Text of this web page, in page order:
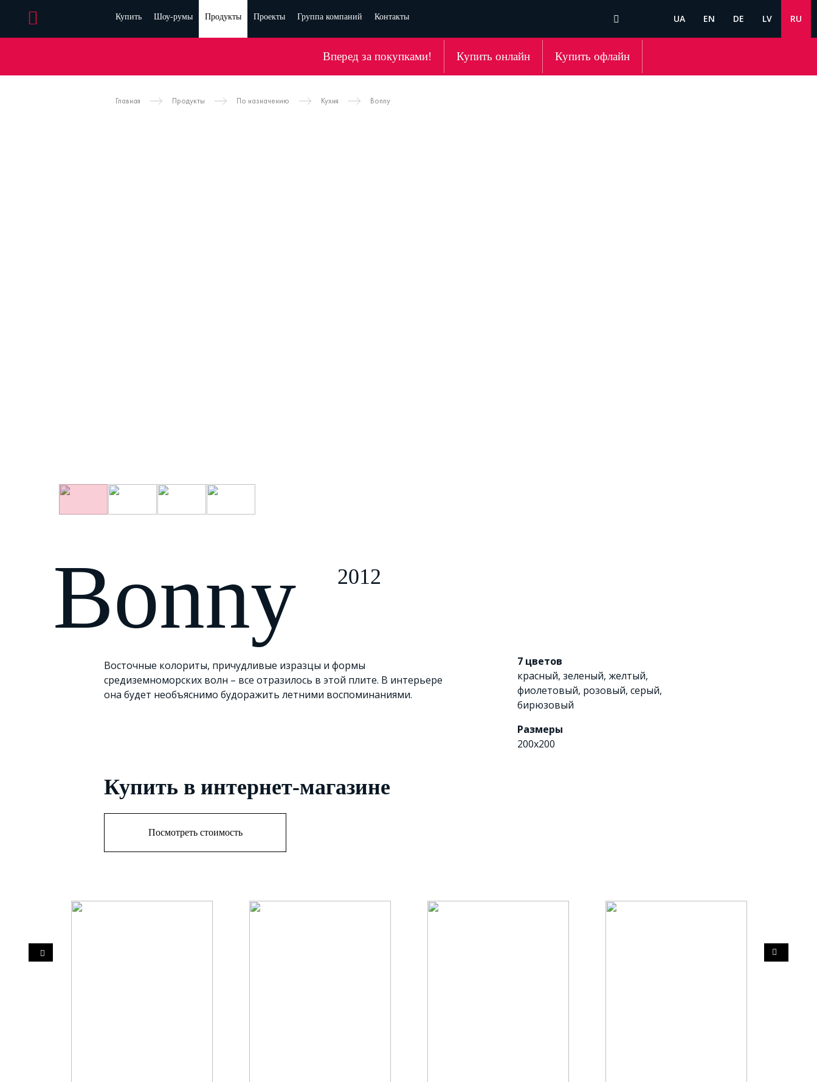
Купить Шоу-румы Продукты Проекты Группа компаний Контакты UA EN DE LV RU
Вперед за покупками! Купить онлайн Купить офлайн
Главная Продукты По назначению Кухня Bonny
Bonny 2012
Восточные колориты, причудливые изразцы и формы
средиземноморских волн – все отразилось в этой плите. В интерьере
она будет необъяснимо будоражить летними воспоминаниями.
7 цветов
красный, зеленый, желтый,
фиолетовый, розовый, серый,
бирюзовый
Размеры
200х200
Купить в интернет-магазине
Посмотреть стоимость